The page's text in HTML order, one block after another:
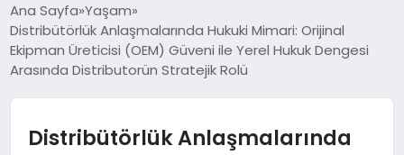
ADANA
GÜNDEM
Ana Sayfa Yaşam
Distribütörlük Anlaşmalarında Hukuki Mimari: Orijinal
Ekipman Üreticisi (OEM) Güveni ile Yerel Hukuk Dengesi
Arasında Distributorün Stratejik Rolü
Distribütörlük Anlaşmalarında